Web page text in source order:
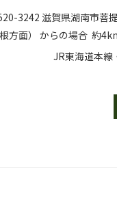
3242 滋賀県湖南市菩
方面） からの場合 約
JR東海道本線